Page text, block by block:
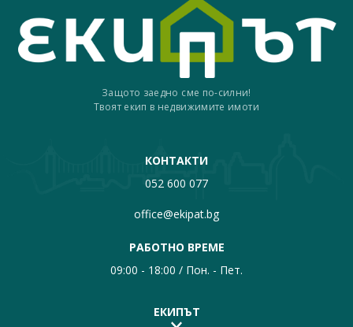
Защото заедно сме по-силни!
Твоят екип в недвижимите имоти
КОНТАКТИ
052 600 077
office@ekipat.bg
РАБОТНО ВРЕМЕ
09:00 - 18:00 / Пон. - Пет.
ЕКИПЪТ